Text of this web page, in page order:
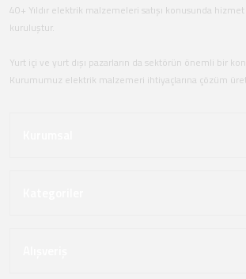
40+ Yıldır elektrik malzemeleri satışı konusunda
kuruluştur.
Yurt içi ve yurt dışı pazarların da sektörün önemli bir
Kurumumuz elektrik malzemeri ihtiyaçlarına çözüm